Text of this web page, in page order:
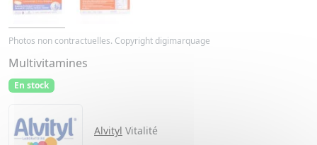
Photos non contractuelles. Copyright digimarquage
Multivitamines
En stock
Alvityl Vitalité